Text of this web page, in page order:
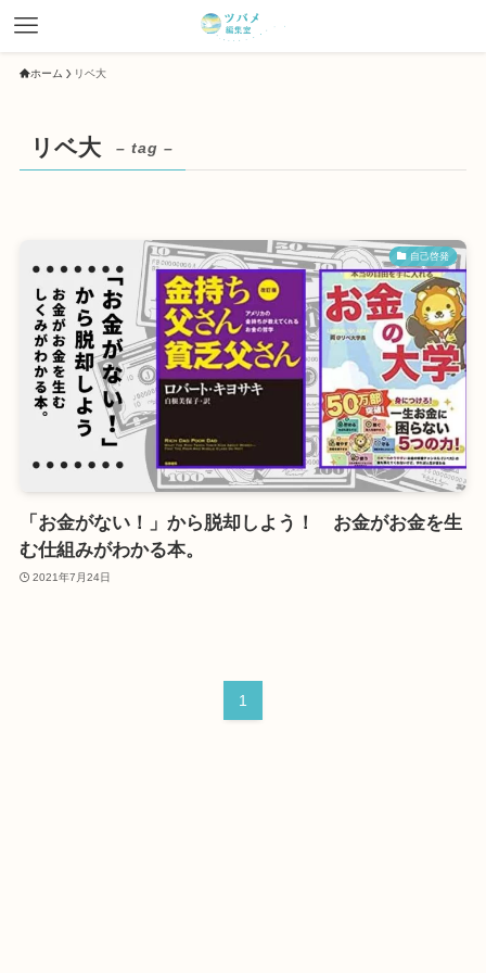
ホーム リベ大
リベ大 – tag –
自己啓発
「お金がない！」から脱却しよう！ お金がお金を生
む仕組みがわかる本。
2021年7月24日
1